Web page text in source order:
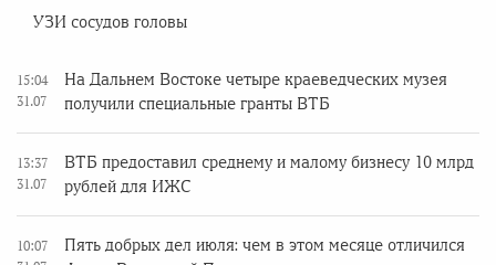
УЗИ сосудов головы
15:04
31.07
На Дальнем Востоке четыре краеведческих музея
получили специальные гранты ВТБ
13:37
31.07
ВТБ предоставил среднему и малому бизнесу 10 млрд
рублей для ИЖС
10:07
Пять добрых дел июля: чем в этом месяце отличился